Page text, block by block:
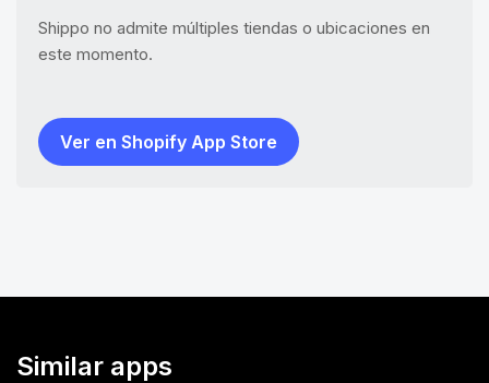
Shippo no admite múltiples tiendas o ubicaciones en
este momento.
Ver en Shopify App Store
Similar apps